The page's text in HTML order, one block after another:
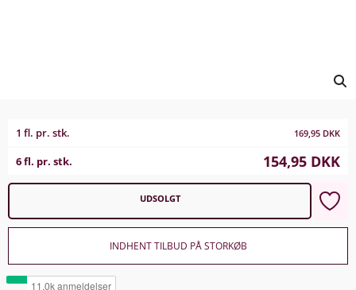
1 fl. pr. stk. 169,95 DKK
6 fl. pr. stk. 154,95 DKK
UDSOLGT
INDHENT TILBUD PÅ STORKØB